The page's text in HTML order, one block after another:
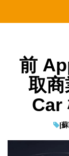
前
取
Car
|